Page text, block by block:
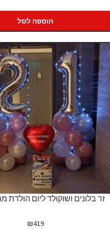
היה:
₪389.
הוספה לסל
זר בלונים ושוקולד ליום הולדת
₪419